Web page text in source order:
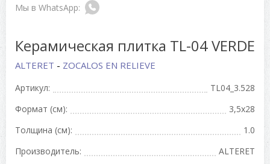
Керамическая плитка TL-04 VERDE
ALTERET - ZOCALOS EN RELIEVE
Артикул:
TL04_3.528
Формат (см):
3,5x28
Толщина (см):
1.0
Производитель:
ALTERET